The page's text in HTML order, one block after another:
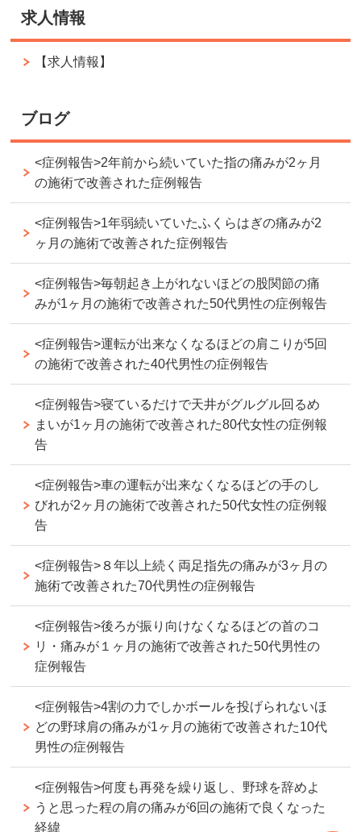
求人情報
【求人情報】
ブログ
<症例報告>2年前から続いていた指の痛みが2ヶ月
の施術で改善された症例報告
<症例報告>1年弱続いていたふくらはぎの痛みが2
ヶ月の施術で改善された症例報告
<症例報告>毎朝起き上がれないほどの股関節の痛
みが1ヶ月の施術で改善された50代男性の症例報告
<症例報告>運転が出来なくなるほどの肩こりが5回
の施術で改善された40代男性の症例報告
<症例報告>寝ているだけで天井がグルグル回るめ
まいが1ヶ月の施術で改善された80代女性の症例報
告
<症例報告>車の運転が出来なくなるほどの手のし
びれが2ヶ月の施術で改善された50代女性の症例報
告
<症例報告>８年以上続く両足指先の痛みが3ヶ月の
施術で改善された70代男性の症例報告
<症例報告>後ろが振り向けなくなるほどの首のコ
リ・痛みが１ヶ月の施術で改善された50代男性の
症例報告
<症例報告>4割の力でしかボールを投げられないほ
どの野球肩の痛みが1ヶ月の施術で改善された10代
男性の症例報告
<症例報告>何度も再発を繰り返し、野球を辞めよ
うと思った程の肩の痛みが6回の施術で良くなった
経緯